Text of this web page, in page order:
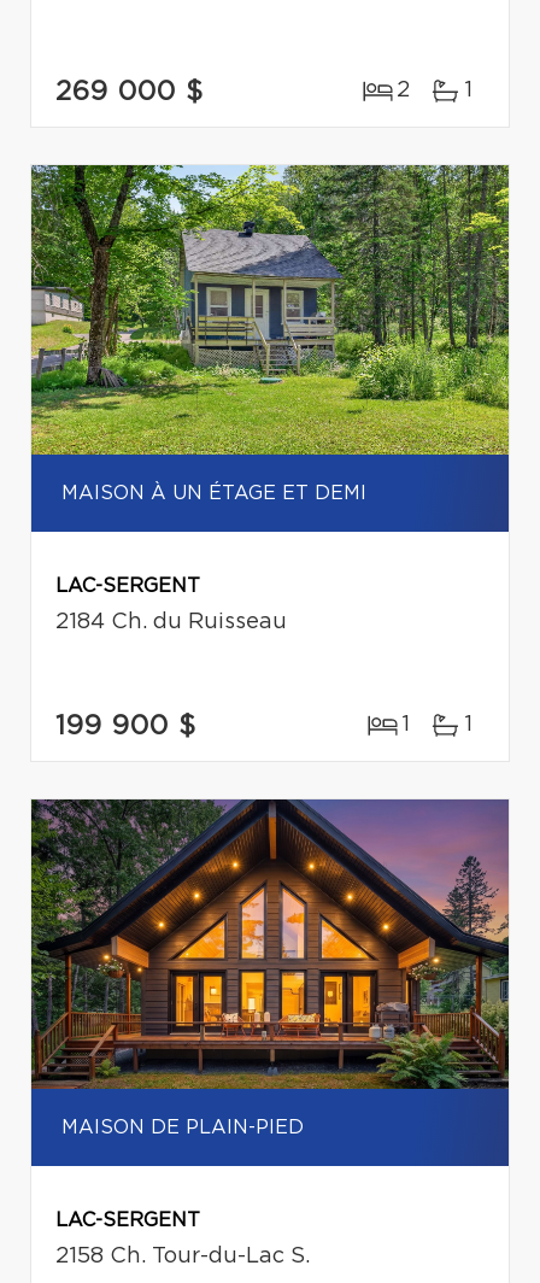
269 000 $ 2 1
MAISON À UN ÉTAGE ET DEMI
LAC-SERGENT
2184 Ch. du Ruisseau
199 900 $ 1 1
MAISON DE PLAIN-PIED
LAC-SERGENT
2158 Ch. Tour-du-Lac S.